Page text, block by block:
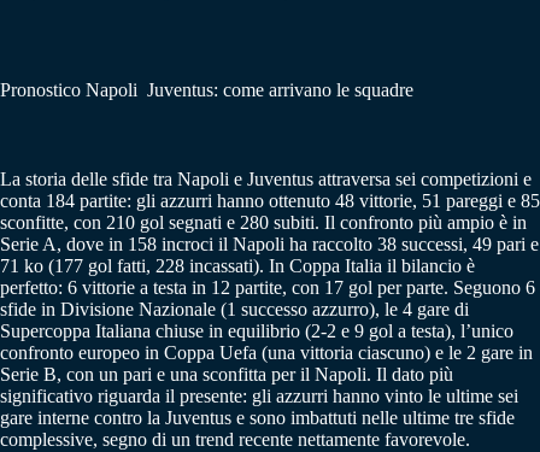
Pronostico Napoli Juventus: come arrivano le squadre
La storia delle sfide tra Napoli e Juventus attraversa sei competizioni e
conta 184 partite: gli azzurri hanno ottenuto 48 vittorie, 51 pareggi e 85
sconfitte, con 210 gol segnati e 280 subiti. Il confronto più ampio è in
Serie A, dove in 158 incroci il Napoli ha raccolto 38 successi, 49 pari e
71 ko (177 gol fatti, 228 incassati). In Coppa Italia il bilancio è
perfetto: 6 vittorie a testa in 12 partite, con 17 gol per parte. Seguono 6
sfide in Divisione Nazionale (1 successo azzurro), le 4 gare di
Supercoppa Italiana chiuse in equilibrio (2-2 e 9 gol a testa), l’unico
confronto europeo in Coppa Uefa (una vittoria ciascuno) e le 2 gare in
Serie B, con un pari e una sconfitta per il Napoli. Il dato più
significativo riguarda il presente: gli azzurri hanno vinto le ultime sei
gare interne contro la Juventus e sono imbattuti nelle ultime tre sfide
complessive, segno di un trend recente nettamente favorevole.